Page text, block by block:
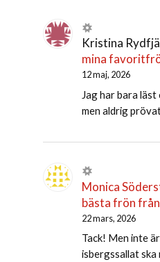
Kristina
mina
12 maj, 2026
Jag har bara
men aldrig
Monica
bästa frön
22 mars, 2026
Tack! Men inte
isbergssallat ska